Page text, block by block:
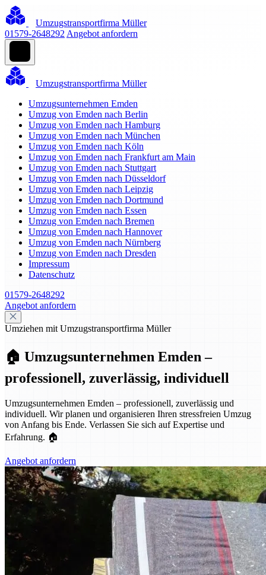
Umzugstransportfirma Müller
01579-2648292 Angebot anfordern
Umzugstransportfirma Müller
Umzugsunternehmen Emden
Umzug von Emden nach Berlin
Umzug von Emden nach Hamburg
Umzug von Emden nach München
Umzug von Emden nach Köln
Umzug von Emden nach Frankfurt am Main
Umzug von Emden nach Stuttgart
Umzug von Emden nach Düsseldorf
Umzug von Emden nach Leipzig
Umzug von Emden nach Dortmund
Umzug von Emden nach Essen
Umzug von Emden nach Bremen
Umzug von Emden nach Hannover
Umzug von Emden nach Nürnberg
Umzug von Emden nach Dresden
Impressum
Datenschutz
01579-2648292
Angebot anfordern
Umziehen mit Umzugstransportfirma Müller
🏠 Umzugsunternehmen Emden –
professionell, zuverlässig, individuell
Umzugsunternehmen Emden – professionell, zuverlässig und
individuell. Wir planen und organisieren Ihren stressfreien Umzug
von Anfang bis Ende. Verlassen Sie sich auf Expertise und
Erfahrung. 🏠
Angebot anfordern